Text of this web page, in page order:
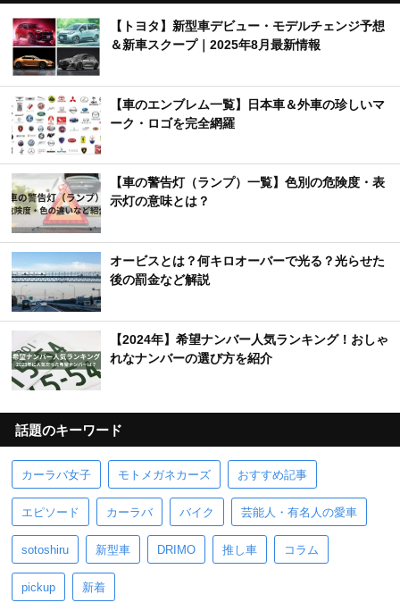
【トヨタ】新型車デビュー・モデルチェンジ予想
＆新車スクープ｜2025年8月最新情報
【車のエンブレム一覧】日本車＆外車の珍しいマ
ーク・ロゴを完全網羅
【車の警告灯（ランプ）一覧】色別の危険度・表
示灯の意味とは？
オービスとは？何キロオーバーで光る？光らせた
後の罰金など解説
【2024年】希望ナンバー人気ランキング！おしゃ
れなナンバーの選び方を紹介
話題のキーワード
カーラバ女子 モトメガネカーズ おすすめ記事
エピソード カーラバ バイク 芸能人・有名人の愛車
sotoshiru 新型車 DRIMO 推し車 コラム
pickup 新着